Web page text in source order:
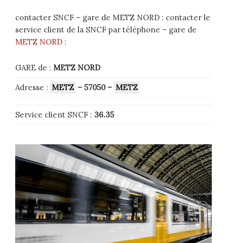
contacter SNCF – gare de METZ NORD : contacter le
service client de la SNCF par téléphone – gare de
METZ NORD :
GARE de : METZ NORD
Adresse : METZ – 57050 – METZ
Service client SNCF : 36.35